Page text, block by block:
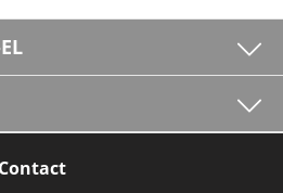
Contact